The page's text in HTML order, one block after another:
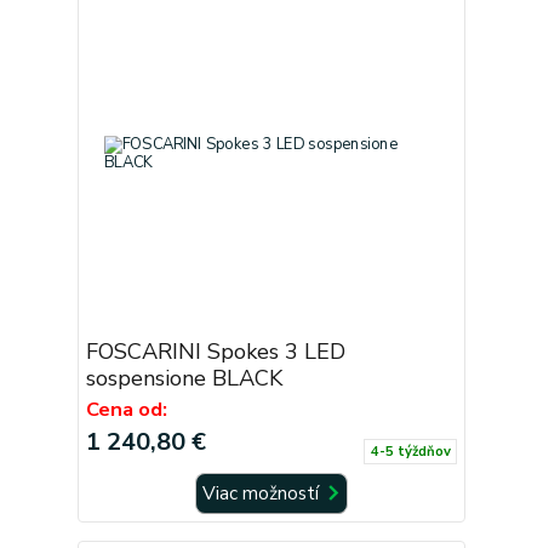
FOSCARINI Spokes 3 LED
sospensione BLACK
Cena od:
1 240,80 € 4-5 týždňov
Viac možností